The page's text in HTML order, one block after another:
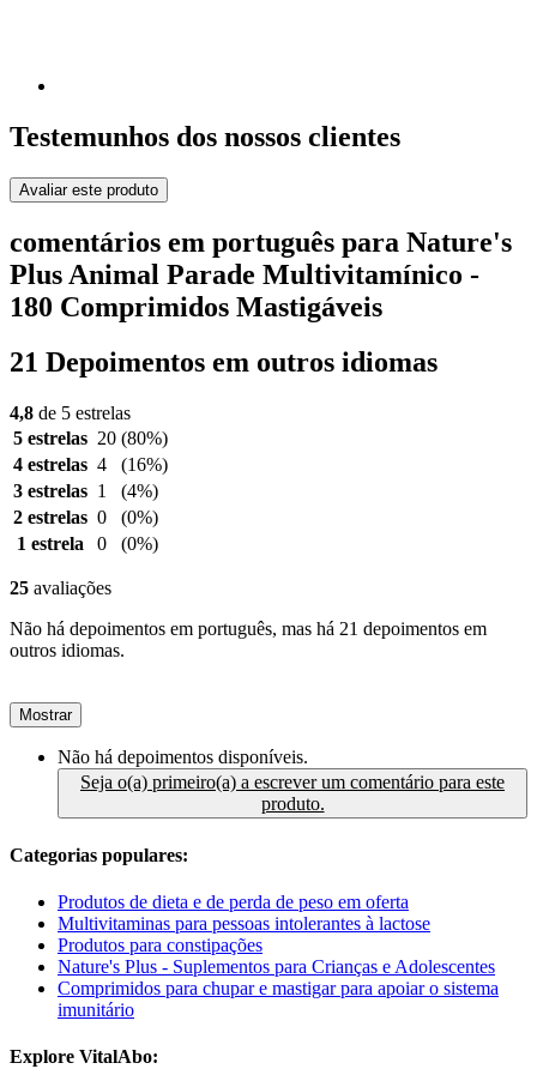
Testemunhos dos nossos clientes
Avaliar este produto
comentários em português para Nature's
Plus Animal Parade Multivitamínico -
180 Comprimidos Mastigáveis
21 Depoimentos em outros idiomas
4,8 de 5 estrelas
5 estrelas 20 (80%)
4 estrelas 4
(16%)
3 estrelas 1
(4%)
2 estrelas 0
(0%)
1 estrela
0 (0%)
25 avaliações
Não há depoimentos em português, mas há 21 depoimentos em
outros idiomas.
Mostrar
Não há depoimentos disponíveis.
Seja o(a) primeiro(a) a escrever um comentário para este
produto.
Categorias populares:
Produtos de dieta e de perda de peso em oferta
Multivitaminas para pessoas intolerantes à lactose
Produtos para constipações
Nature's Plus - Suplementos para Crianças e Adolescentes
Comprimidos para chupar e mastigar para apoiar o sistema
imunitário
Explore VitalAbo: